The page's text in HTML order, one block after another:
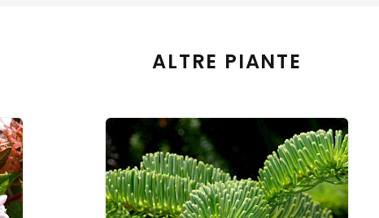
ALTRE PIANTE